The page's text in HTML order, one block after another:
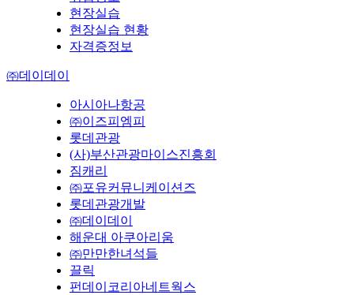
현장실습
현장실습 현황
자격증정보
㈜데이데이
아시아나항공
㈜이즈피엠피
롯데관광
(사)부산관광마이스진흥회
짐캐리
㈜포유커뮤니케이션즈
롯데관광개발
㈜데이데이
해운대 아쿠아리움
㈜만만한녀석들
끌릭
펀데이코리아네트웍스